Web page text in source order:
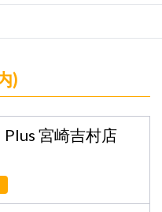
)
宮崎吉村店